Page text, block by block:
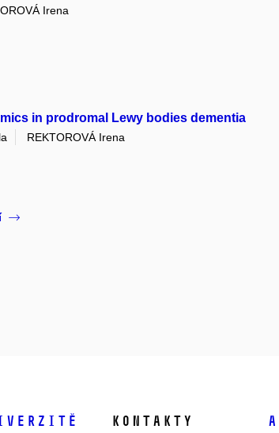
Irena
in prodromal Lewy bodies dementia
REKTOROVÁ Irena
Kontakty